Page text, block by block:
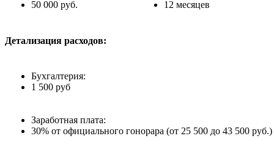
50 000 руб.
12 месяцев
Детализация расходов:
Бухгалтерия:
1 500 руб
Заработная плата:
30% от официального гонорара (от 25 500 до 43 500 руб.)